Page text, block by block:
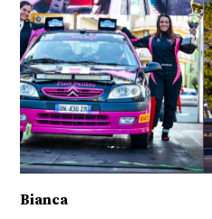
Bianca